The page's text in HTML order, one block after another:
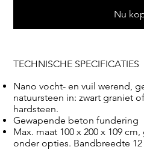
Nu
TECHNISCHE SPECIFICATIES
Nano vocht- en vuil werend,
natuursteen in: zwart graniet
hardsteen.
Gewapende beton fundering
Max. maat 100 x 200 x 109
onder opties. Bandbreedte